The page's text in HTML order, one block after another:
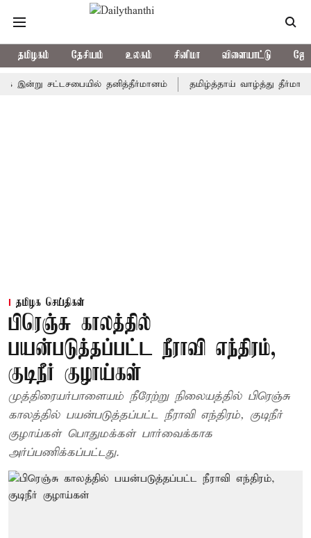
தமிழகம் தேசியம் உலகம் சினிமா விளையாட்டு
சட்டசபையில் தனித்தீர்மானம் தமிழ்த்தாய் வாழ்த்து தீர்மானம்
தமிழக செய்திகள்
பிரெஞ்சு காலத்தில்
பயன்படுத்தப்பட்ட நீராவி எந்திரம்,
குடிநீர் குழாய்கள்
முத்திரையர்பாளையம் நீரேற்று நிலையத்தில் பிரெஞ்சு
காலத்தில் பயன்படுத்தப்பட்ட நீராவி எந்திரம், குடிநீர்
குழாய்கள் பொதுமக்கள் பார்வைக்காக
அர்ப்பணிக்கப்பட்டது.